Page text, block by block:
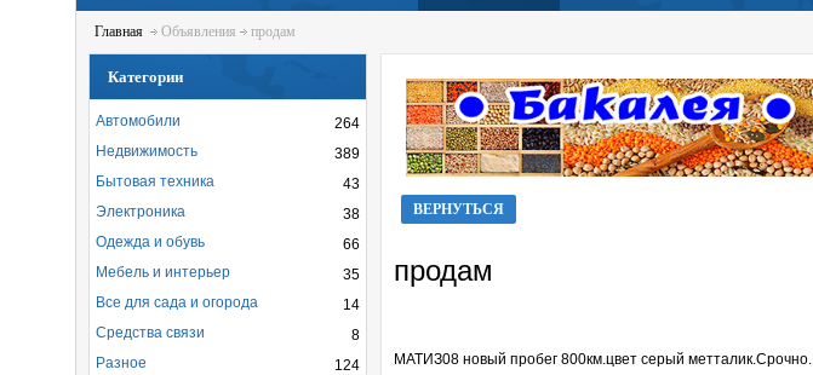
Главная Объявления продам
ВЕРНУТЬСЯ
продам
МАТИЗ08 новый пробег 800км.цвет серый метталик.Срочно.
Категории
264
Автомобили
389
Недвижимость
43
Бытовая техника
38
Электроника
66
Одежда и обувь
35
Мебель и интерьер
14
Все для сада и огорода
8
Средства связи
124
Разное